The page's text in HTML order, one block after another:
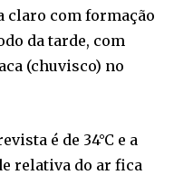
claro com formação
da tarde, com
(chuvisco) no
é de 34°C e a
relativa do ar fica